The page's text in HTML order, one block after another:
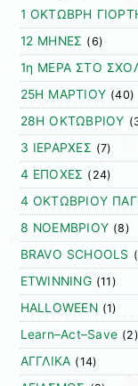
1 ΟΚΤΩΒΡΗ
12 ΜΗΝΕΣ (6)
1η ΜΕΡΑ ΣΤΟ
25Η ΜΑΡΤΙΟΥ (40)
28Η ΟΚΤΩΒΡΙΟΥ
3 ΙΕΡΑΡΧΕΣ (7)
4 ΕΠΟΧΕΣ (24)
4 ΟΚΤΩΒΡΙΟΥ
8 ΝΟΕΜΒΡΙΟΥ (8)
BRAVO SCHOOLS
ETWINNING(11)
HALLOWEEN (1)
Learn–Act–Save (2)
ΑΓΓΛΙΚΑ (14)